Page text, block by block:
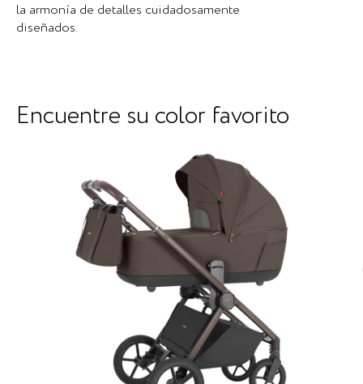
la armonía de detalles cuidadosamente
diseñados.
Encuentre su color favorito